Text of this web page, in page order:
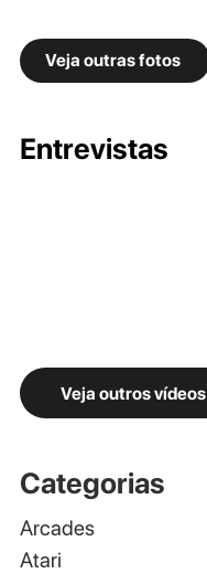
Veja outras fotos
Entrevistas
Veja outros vídeos
Categorias
Arcades
Atari